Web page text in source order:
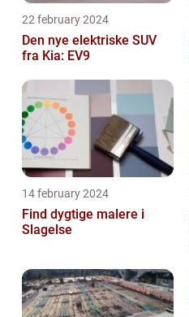
22 february 2024
Den nye elektriske SUV
fra Kia: EV9
14 february 2024
Find dygtige malere i
Slagelse